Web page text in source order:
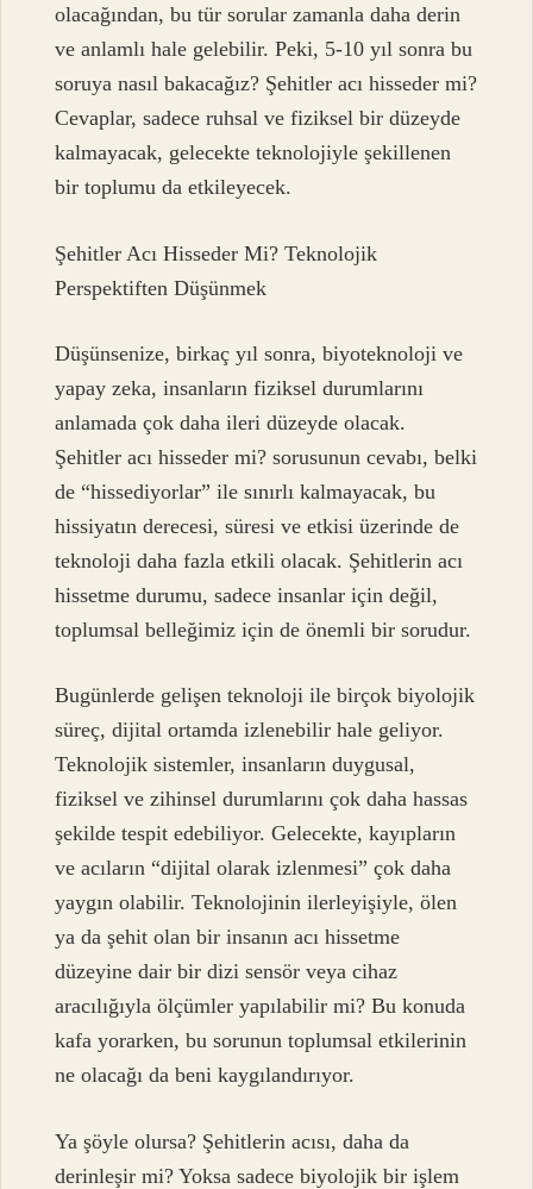
olacağından, bu tür sorular zamanla daha derin
ve anlamlı hale gelebilir. Peki, 5-10 yıl sonra bu
soruya nasıl bakacağız? Şehitler acı hisseder mi?
Cevaplar, sadece ruhsal ve fiziksel bir düzeyde
kalmayacak, gelecekte teknolojiyle şekillenen
bir toplumu da etkileyecek.
Şehitler Acı Hisseder Mi? Teknolojik
Perspektiften Düşünmek
Düşünsenize, birkaç yıl sonra, biyoteknoloji ve
yapay zeka, insanların fiziksel durumlarını
anlamada çok daha ileri düzeyde olacak.
Şehitler acı hisseder mi? sorusunun cevabı, belki
de “hissediyorlar” ile sınırlı kalmayacak, bu
hissiyatın derecesi, süresi ve etkisi üzerinde de
teknoloji daha fazla etkili olacak. Şehitlerin acı
hissetme durumu, sadece insanlar için değil,
toplumsal belleğimiz için de önemli bir sorudur.
Bugünlerde gelişen teknoloji ile birçok biyolojik
süreç, dijital ortamda izlenebilir hale geliyor.
Teknolojik sistemler, insanların duygusal,
fiziksel ve zihinsel durumlarını çok daha hassas
şekilde tespit edebiliyor. Gelecekte, kayıpların
ve acıların “dijital olarak izlenmesi” çok daha
yaygın olabilir. Teknolojinin ilerleyişiyle, ölen
ya da şehit olan bir insanın acı hissetme
düzeyine dair bir dizi sensör veya cihaz
aracılığıyla ölçümler yapılabilir mi? Bu konuda
kafa yorarken, bu sorunun toplumsal etkilerinin
ne olacağı da beni kaygılandırıyor.
Ya şöyle olursa? Şehitlerin acısı, daha da
derinleşir mi? Yoksa sadece biyolojik bir işlem